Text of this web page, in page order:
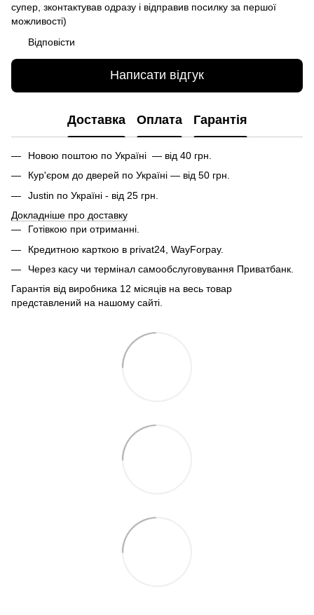
супер, зконтактував одразу і відправив посилку за першої
можливості)
Відповісти
Написати відгук
Доставка Оплата Гарантія
Новою поштою по Україні — від 40 грн.
Кур'єром до дверей по Україні — від 50 грн.
Justin по Україні - від 25 грн.
Докладніше про доставку
Готівкою при отриманні.
Кредитною карткою в privat24, WayForpay.
Через касу чи термінал самообслуговування Приватбанк.
Гарантія від виробника 12 місяців на весь товар
представлений на нашому сайті.